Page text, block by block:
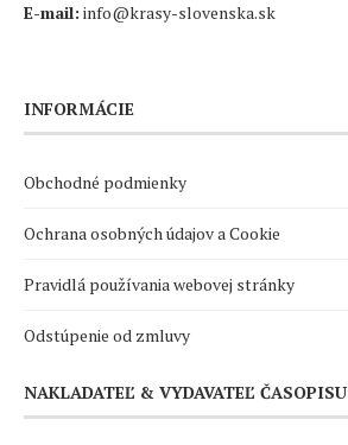
E-mail: info@krasy-slovenska.sk
INFORMÁCIE
Obchodné podmienky
Ochrana osobných údajov a Cookie
Pravidlá používania webovej stránky
Odstúpenie od zmluvy
NAKLADATEĽ & VYDAVATEĽ ČASOPISU